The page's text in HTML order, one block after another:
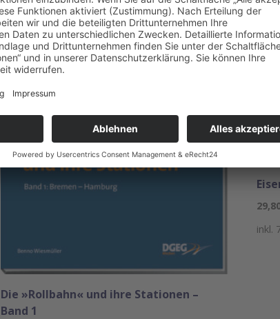
Die »Rollbahn« und ihre Stationen –
Band 1
inkl.